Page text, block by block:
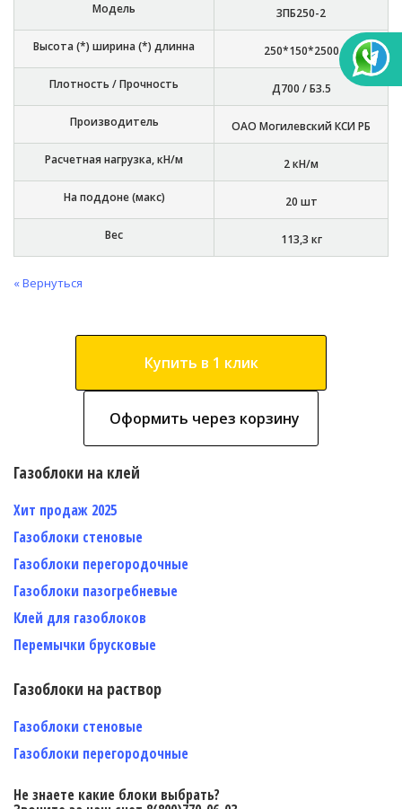
Модель 3ПБ250-2
Высота (*) ширина (*) длинна 250*150*2500
Плотность / Прочность Д700 / Б3.5
Производитель ОАО Могилевский КСИ РБ
Расчетная нагрузка, кН/м 2 кН/м
На поддоне (макс) 20 шт
Вес 113,3 кг
« Вернуться
Купить в 1 клик
Оформить через корзину
Газоблоки на клей
Хит продаж 2025
Газоблоки стеновые
Газоблоки перегородочные
Газоблоки пазогребневые
Клей для газоблоков
Перемычки брусковые
Газоблоки на раствор
Газоблоки стеновые
Газоблоки перегородочные
Не знаете какие блоки выбрать?